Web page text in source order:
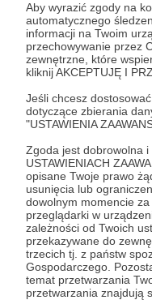
Aby wyrazić zgody na
automatycznego
informacji na Twoim
przechowywanie przez
zewnętrzne, które
kliknij AKCEPTUJĘ I
Jeśli chcesz
dotyczące zbierania
"USTAWIENIA
Zgoda jest dobrowolna
USTAWIENIACH
opisane Twoje prawo
usunięcia lub
dowolnym momencie
przeglądarki w
zależności od Twoich
przekazywane do
trzecich tj. z państw
Gospodarczego.
temat przetwarzania
przetwarzania znajdują
Dołącz
Wesprzyj